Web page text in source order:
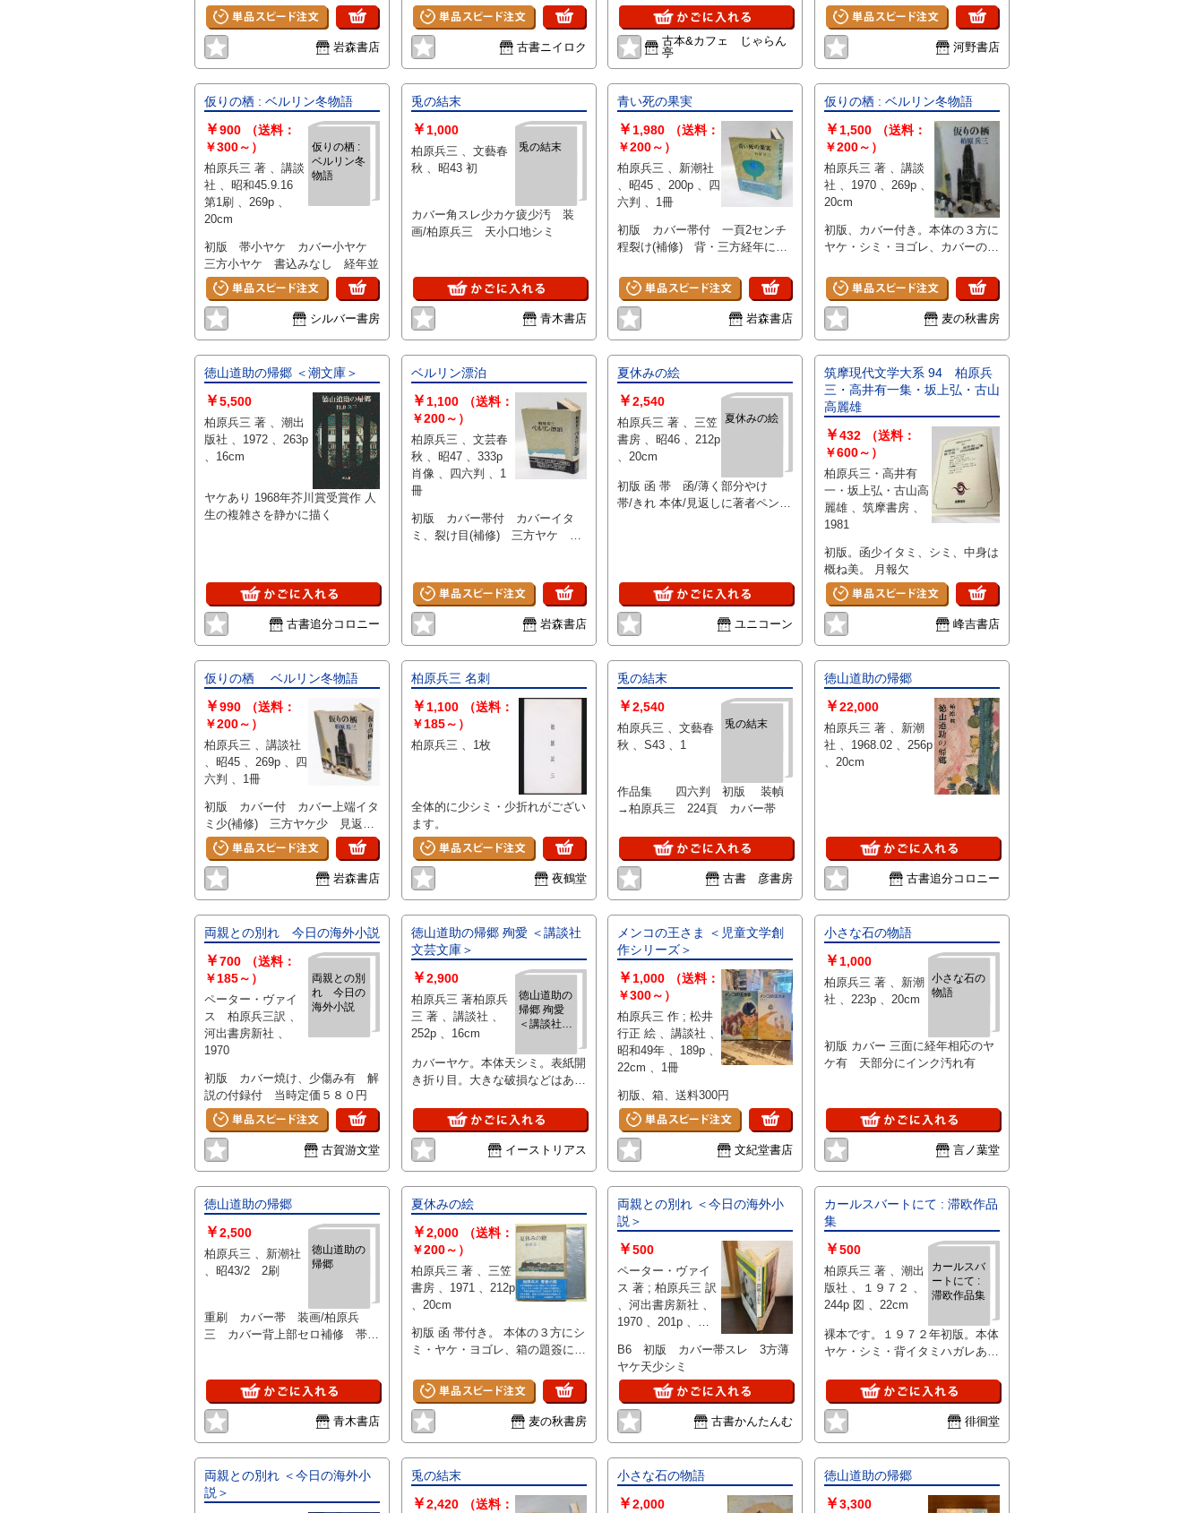
岩森書店 古書ニイロク
古本&カフェ じゃらん
亭
河野書店
仮りの栖 : ベルリン冬物語
仮りの栖 :
ベルリン冬
物語
￥900
（送料：
￥300～）
柏原兵三 著 、講談
社 、昭和45.9.16
第1刷 、269p 、
20cm
初版 帯小ヤケ カバー小ヤケ
三方小ヤケ 書込みなし 経年並
シルバー書房
兎の結末
兎の結末
￥ 1,000
柏原兵三 、文藝春
秋 、昭43 初
カバー角スレ少カケ疲少汚 装
画/柏原兵三 天小口地シミ
青木書店
青い死の果実
￥ 1,980
（送料：
￥200～）
柏原兵三 、新潮社
、昭45 、200p 、四
六判 、1冊
初版 カバー帯付 一頁2センチ
程裂け(補修) 背・三方経年によ
岩森書店
仮りの栖 : ベルリン冬物語
￥ 1,500
（送料：
￥200～）
柏原兵三 著 、講談
社 、1970 、269p 、
20cm
初版、カバー付き。本体の３方に
ヤケ・シミ・ヨゴレ、カバーの上
す。
麦の秋書房
徳山道助の帰郷 ＜潮文庫＞
￥5,500
柏原兵三 著 、潮出
版社 、1972 、263p
、16cm
ヤケあり 1968年芥川賞受賞作 人
生の複雑さを静かに描く
古書追分コロニー
ベルリン漂泊
￥ 1,100
（送料：
￥200～）
柏原兵三 、文芸春
秋 、昭47 、333p
肖像 、四六判 、1
冊
初版 カバー帯付 カバーイタ
ミ、裂け目(補修) 三方ヤケ 文
岩森書店
夏休みの絵
夏休みの絵
￥2,540
柏原兵三 著 、三笠
書房 、昭46 、212p
、20cm
初版 函 帯 函/薄く部分やけ
帯/きれ 本体/見返しに著者ペン書
ユニコーン
筑摩現代文学大系 94 柏原兵
三・高井有一集・坂上弘・古山
高麗雄
￥432
（送料：
￥600～）
柏原兵三・高井有
一・坂上弘・古山高
麗雄 、筑摩書房 、
1981
初版。函少イタミ、シミ、中身は
概ね美。 月報欠
峰吉書店
仮りの栖 ベルリン冬物語
￥990
（送料：
￥200～）
柏原兵三 、講談社
、昭45 、269p 、四
六判 、1冊
初版 カバー付 カバー上端イタ
ミ少(補修) 三方ヤケ少 見返し
に値札はがし跡 文中きれいです
岩森書店
柏原兵三 名刺
￥ 1,100
（送料：
￥185～）
柏原兵三 、1枚
全体的に少シミ・少折れがござい
ます。
夜鶴堂
兎の結末
兎の結末
￥2,540
柏原兵三 、文藝春
秋 、S43 、1
作品集 四六判 初版 装幀
古書 彦書房
徳山道助の帰郷
￥22,000
柏原兵三 著 、新潮
社 、1968.02 、256p
、20cm
古書追分コロニー
両親との別れ 今日の海外小説
両親との別
れ 今日の
海外小説
￥700
（送料：
￥185～）
ペーター・ヴァイ
ス 柏原兵三訳 、
河出書房新社 、
1970
初版 カバー焼け、少傷み有 解
説の付録付 当時定価５８０円
古賀游文堂
徳山道助の帰郷 殉愛 ＜講談社
文芸文庫＞
徳山道助の
帰郷 殉愛
＜講談社文
￥2,900
柏原兵三 著柏原兵
三 著 、講談社 、
252p 、16cm
カバーヤケ。本体天シミ。表紙開
き折り目。大きな破損などはあり
イーストリアス
メンコの王さま ＜児童文学創
作シリーズ＞
￥ 1,000
（送料：
￥300～）
柏原兵三 作 ; 松井
行正 絵 、講談社 、
昭和49年 、189p 、
22cm 、1冊
初版、箱、送料300円
文紀堂書店
小さな石の物語
小さな石の
物語
￥ 1,000
柏原兵三 著 、新潮
社 、223p 、20cm
初版 カバー 三面に経年相応のヤ
ケ有 天部分にインク汚れ有
言ノ葉堂
徳山道助の帰郷
徳山道助の
帰郷
￥2,500
柏原兵三 、新潮社
、昭43/2 2刷
重刷 カバー帯 装画/柏原兵
三 カバー背上部セロ補修 帯袖
青木書店
夏休みの絵
￥2,000
（送料：
￥200～）
柏原兵三 著 、三笠
書房 、1971 、212p
、20cm
初版 函 帯付き。 本体の３方にシ
ミ・ヤケ・ヨゴレ、箱の題簽に強
と裏表紙に打ちキズ・シワ、綴じ
釘にサビ、帯にキレ・スレ・ヤ
ケ・ヨゴレ（裏側に強いシミ・ヤ
ケ・ヨゴレ）があります。 ”青春
と不安と悔恨。著者の文学的出発
点が結晶した見事な長編小
説！”（帯文）。 装丁：柏原兵三
麦の秋書房
両親との別れ ＜今日の海外小
説＞
￥500
ペーター・ヴァイ
ス 著 ; 柏原兵三 訳
、河出書房新社 、
1970 、201p 、
B6 初版 カバー帯スレ 3方薄
ヤケ天少シミ
古書かんたんむ
カールスバートにて : 滞欧作品
集
カールスバ
ートにて :
滞欧作品集
￥500
柏原兵三 著 、潮出
版社 、１９７２ 、
244p 図 、22cm
裸本です。１９７２年初版。本体
ヤケ・シミ・背イタミハガレあ
しくお願いいたします。
徘徊堂
両親との別れ ＜今日の海外小
説＞
兎の結末
￥2,420 （送料：
小さな石の物語
￥2,000
徳山道助の帰郷
￥3,300